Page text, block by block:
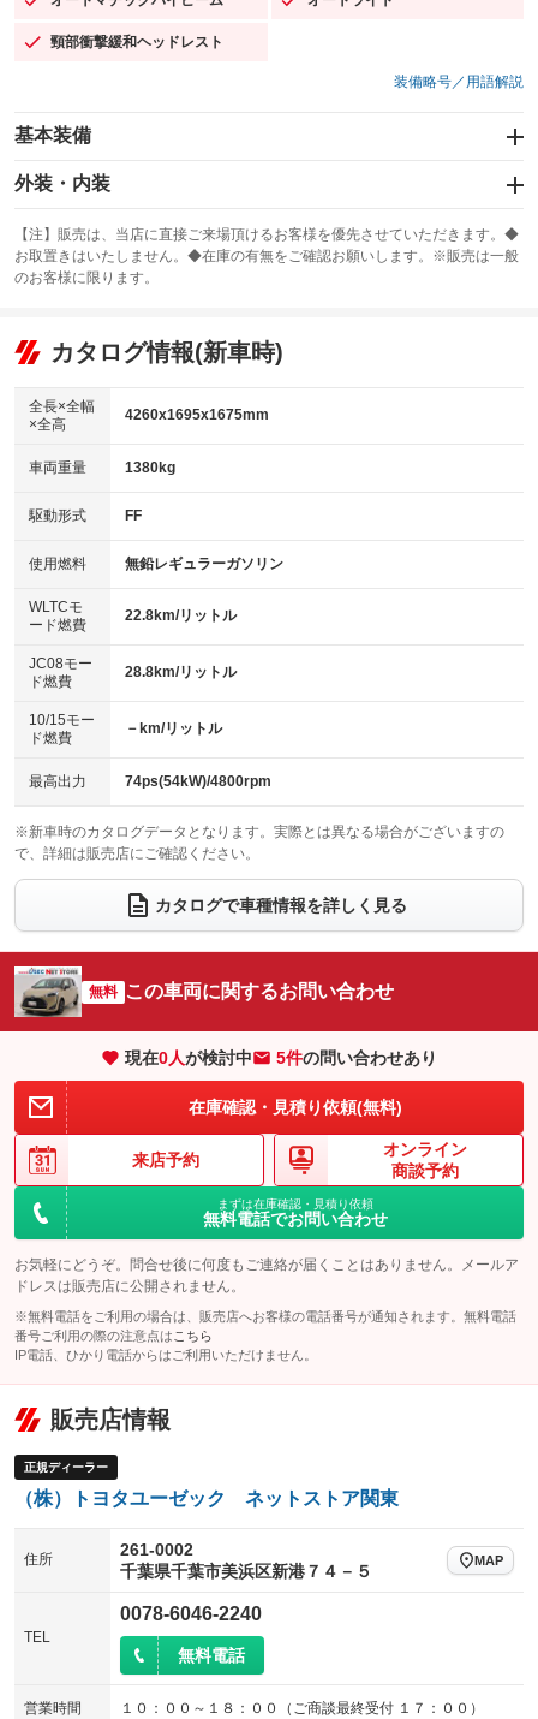
：装備あり ：装備あり
頸部衝撃緩和ヘッドレスト
：装備あり
装備略号／用語解説
基本装備
エアバッグ：運転席/助手席/サイド
：装備あり
：装備あり
サンルーフ
：装備なし ABS
リフトアップ
：装備なし
：装備なし
パワーウィンドウ
アイドリングストップ
：装備あり
USB入力端子
：装備なし
100V電源
：装備なし
センターデフロック
：装備なし
電動格納ミラー
：装備あり
外装・内装
カーナビ：メモリーナビ他
：装備あり
TV：フルセグ
：装備あり
ビジュアル：-／DVD再生
：装備あり
アルミホイール
：装備なし
HID(キセノンライト)
バックカメラ
エアロ
：装備なし
ローダウン
：装備なし
ベンチシート
：装備なし
チップアップシート
：装備なし
電動格納サードシート
：装備なし シートヒーター
：装備あり
ウォークスルー
電動リアゲート フロントカメラ
：装備なし
シートエアコン
：装備なし 全周囲カメラ
：装備なし
サイドカメラ
：装備なし ルーフレール
：装備なし
エアサスペンション ヘッドライトウォッシャー
【注】販売は、当店に直接ご来場頂けるお客様を優先させていただきます。◆
お取置きはいたしません。◆在庫の有無をご確認お願いします。※販売は一般
のお客様に限ります。
カタログ情報(新車時)
全長×全幅
×全高
4260x1695x1675mm
車両重量 1380kg
駆動形式 FF
使用燃料 無鉛レギュラーガソリン
WLTCモ
ード燃費
22.8km/リットル
JC08モー
ド燃費
28.8km/リットル
10/15モー
ド燃費
－km/リットル
最高出力 74ps(54kW)/4800rpm
※新車時のカタログデータとなります。実際とは異なる場合がございますの
で、詳細は販売店にご確認ください。
カタログで車種情報を詳しく見る
無料 この車両に関するお問い合わせ
現在0人が検討中 5件の問い合わせあり
在庫確認・見積り依頼(無料)
来店予約
オンライン
商談予約
まずは在庫確認・見積り依頼
無料電話でお問い合わせ
お気軽にどうぞ。問合せ後に何度もご連絡が届くことはありません。メールア
ドレスは販売店に公開されません。
※無料電話をご利用の場合は、販売店へお客様の電話番号が通知されます。無料電話
番号ご利用の際の注意点は こちら
IP電話、ひかり電話からはご利用いただけません。
販売店情報
正規ディーラー
（株）トヨタユーゼック ネットストア関東
住所
261-0002
千葉県千葉市美浜区新港７４－５
MAP
TEL
0078-6046-2240
無料電話
営業時間 １０：００～１８：００（ご商談最終受付 １７：００）